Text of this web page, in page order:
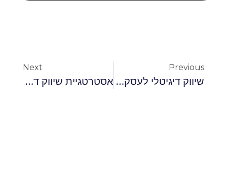
Previous
שיווק דיגיטלי לעסקים קטנים
Next
אסטרטגיית שיווק דיגיטלי